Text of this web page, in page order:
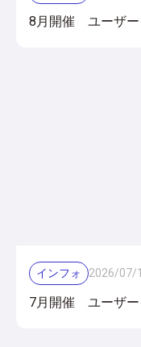
8月開催 ユーザー
インフォ 2026/07/
7月開催 ユーザー